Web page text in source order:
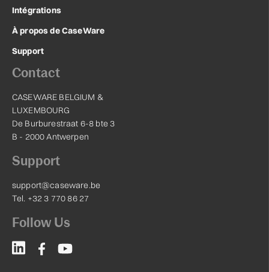
Intégrations
À propos de CaseWare
Support
Contact
CASEWARE BELGIUM &
LUXEMBOURG
De Burburestraat 6-8 bte 3
B - 2000 Antwerpen
Support
support@caseware.be
Tel. +32 3 770 86 27
Follow Us